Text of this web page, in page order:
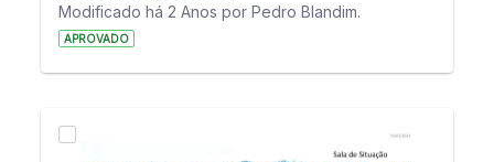
Modificado há 2 Anos por Pedro Blandim.
APROVADO